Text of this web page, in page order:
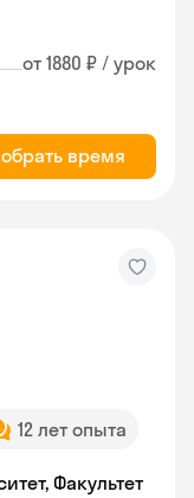
от 1880 ₽ / урок
время
12 лет опыта
Факультет